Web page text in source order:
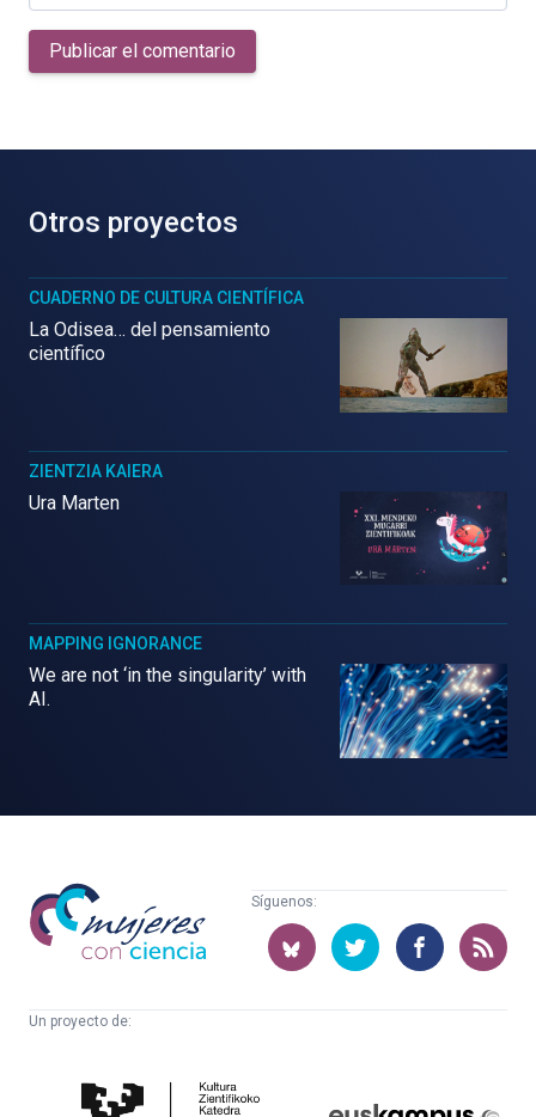
Publicar el comentario
Otros proyectos
CUADERNO DE CULTURA CIENTÍFICA
La Odisea… del pensamiento
científico
ZIENTZIA KAIERA
Ura Marten
MAPPING IGNORANCE
We are not ‘in the singularity’ with
AI.
Mujeres
con
ciencia
Síguenos:
Un proyecto de: